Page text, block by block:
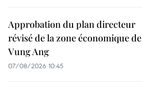
Approbation du plan directeur
révisé de la zone économique de
Vung Ang
07/08/2026 10:45